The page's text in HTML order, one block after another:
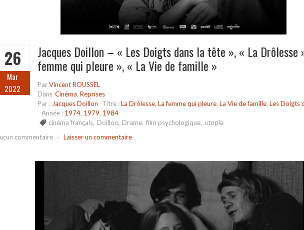
26
Mar
2022
Jacques Doillon – « Les Doigts dans la tête », « La Drôlesse
femme qui pleure », « La Vie de famille »
ParVincent ROUSSEL
Dans Cinéma, Reprises
Par : Jacques Doillon Titre :La Drôlesse, La femme qui pleure, La Vie de famille, Les Doigts
Année : 1974, 1979, 1984
cinéma français, Doillon, Drame, film psychologique, utopie
commentaire - Laisser un commentaire